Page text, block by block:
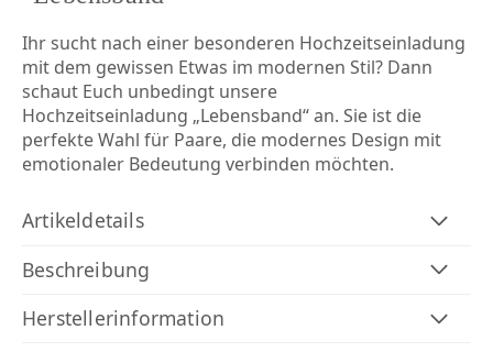
Ihr sucht nach einer besonderen Hochzeitseinladung
mit dem gewissen Etwas im modernen Stil? Dann
schaut Euch unbedingt unsere
Hochzeitseinladung „Lebensband“ an. Sie ist die
perfekte Wahl für Paare, die modernes Design mit
emotionaler Bedeutung verbinden möchten.
Artikeldetails
Beschreibung
Herstellerinformation